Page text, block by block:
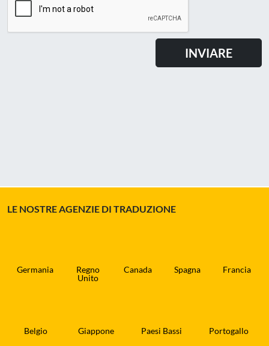
LE NOSTRE AGENZIE DI TRADUZIONE
Germania
Regno
Unito
Canada Spagna Francia
Belgio Giappone Paesi Bassi Portogallo